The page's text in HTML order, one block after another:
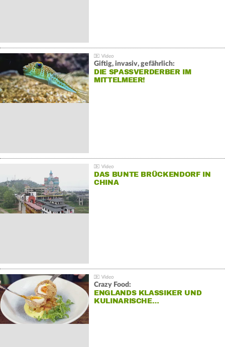
Giftig, invasiv, gefährlich:
DIE SPASSVERDERBER IM M
ITTELMEER!
DAS BUNTE BRÜCKENDORF IN
CHINA
Crazy Food:
ENGLANDS KLASSIKER UND
KULINARISCHE…